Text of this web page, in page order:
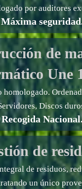
por auditores
Máxima
de
Une
Discos
Recogida Nacional.
de
de residuos,
un único